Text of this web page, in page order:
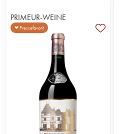
PRIMEUR-WEINE
❤ Pressefavorit